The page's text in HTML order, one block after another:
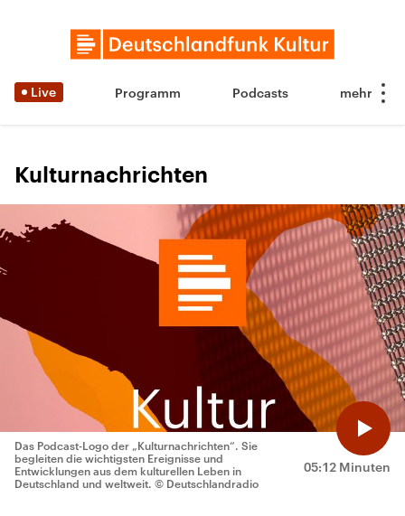
Live Programm Podcasts
Kulturnachrichten
05:12 Minuten
Das Podcast-Logo der „Kulturnachrichten“. Sie
begleiten die wichtigsten Ereignisse und
Entwicklungen aus dem kulturellen Leben in
Deutschland und weltweit. © Deutschlandradio